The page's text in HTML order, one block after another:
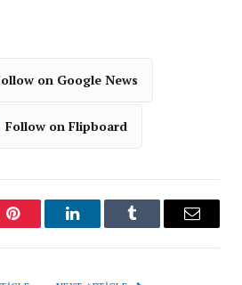
on Google News
Follow on Flipboard
Pinterest LinkedInTumblr Email